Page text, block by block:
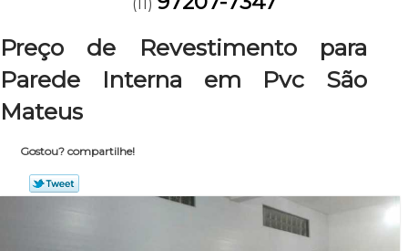
(11)
Preço de Revestimento para
Parede Interna em Pvc São
Mateus
Gostou? compartilhe!